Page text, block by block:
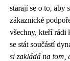
starají se o to, aby
zákaznické
všechny, kteří rádi
se stát součástí
si zakládá na tom,